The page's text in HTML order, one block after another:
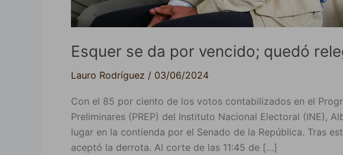
Esquer se da por vencido; quedó
Lauro Rodríguez / 03/06/2024
Con el 85 por ciento de los votos contabilizados en el
Preliminares (PREP) del Instituto Nacional Electoral (INE),
lugar en la contienda por el Senado de la República. Tras
aceptó la derrota. Al corte de las 11:45 de […]